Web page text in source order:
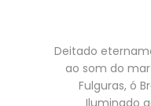
Deitado
ao som do
Fulguras, ó
Iluminado